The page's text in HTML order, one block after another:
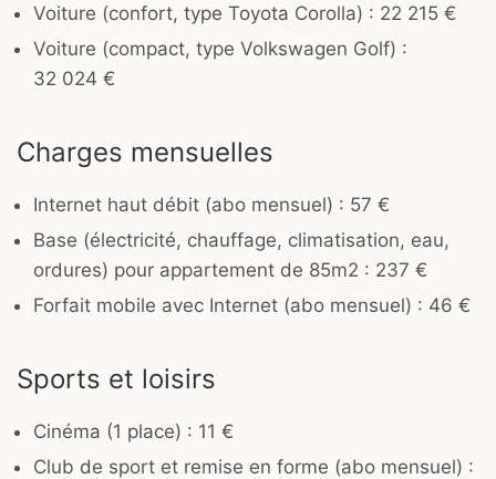
Voiture (confort, type Toyota Corolla) : 22 215 €
Voiture (compact, type Volkswagen Golf) :
32 024 €
Charges mensuelles
Internet haut débit (abo mensuel) : 57 €
Base (électricité, chauffage, climatisation, eau,
ordures) pour appartement de 85m2 : 237 €
Forfait mobile avec Internet (abo mensuel) : 46 €
Sports et loisirs
Cinéma (1 place) : 11 €
Club de sport et remise en forme (abo mensuel) :